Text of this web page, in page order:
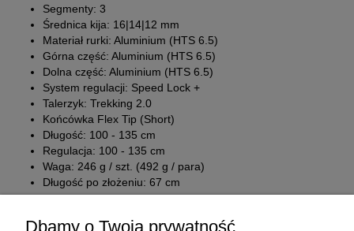
Segmenty: 3
Średnica kija: 16|14|12 mm
Materiał rurki: Aluminium (HTS 6.5)
Górna część: Aluminium (HTS 6.5)
Dolna część: Aluminium (HTS 6.5)
System regulacji: Speed Lock +
Talerzyk: Trekking 2.0
Końcówka Flex Tip (Short)
Długość: 100 - 135 cm
Regulacja: 100 - 135 cm
Waga: 246 g / szt. (492 g / para)
Długość po złożeniu: 67 cm
Dbamy o Twoją prywatność